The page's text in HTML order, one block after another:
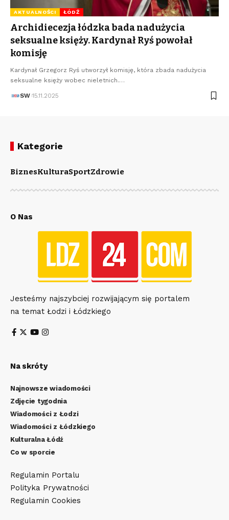
AKTUALNOŚCI ŁÓDŹ
Archidiecezja łódzka bada nadużycia
seksualne księży. Kardynał Ryś powołał
komisję
Kardynał Grzegorz Ryś utworzył komisję, która zbada nadużycia
seksualne księży wobec nieletnich.…
SW 15.11.2025
Kategorie
BiznesKulturaSportZdrowie
O Nas
Jesteśmy najszybciej rozwijającym się portalem
na temat Łodzi i Łódzkiego
Na skróty
Najnowsze wiadomości
Zdjęcie tygodnia
Wiadomości z Łodzi
Wiadomości z Łódzkiego
Kulturalna Łódź
Co w sporcie
Regulamin Portalu
Polityka Prywatności
Regulamin Cookies